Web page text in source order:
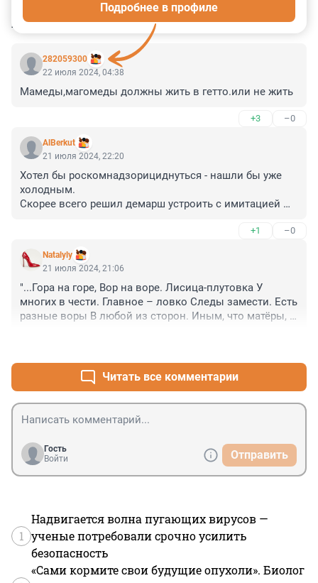
КОММЕНТАРИИ 11
282059300
Подробнее в профиле
22 июля 2024, 04:38
Мамеды,магомеды должны жить в гетто.или не жить
+3 –0
AlBerkut
21 июля 2024, 22:20
Хотел бы роскомнадзорициднуться - нашли бы уже
холодным.
Скорее всего решил демарш устроить с имитацией
+1 –0
Natalyly
21 июля 2024, 21:06
"...Гора на горе, Вор на воре. Лисица-плутовка У
многих в чести. Главное – ловко Следы замести. Есть
разные воры В любой из сторон. Иным, что матёры,
Читать все комментарии
Гость
Войти
Отправить
1
Надвигается волна пугающих вирусов —
ученые потребовали срочно усилить
безопасность
«Сами кормите свои будущие опухоли». Биолог